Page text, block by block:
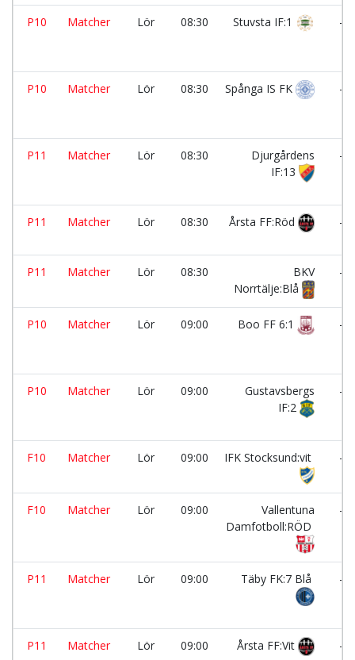
P10 Matcher Lör 08:30 Stuvsta IF:1 -
P10 Matcher Lör 08:30 Spånga IS FK -
P11 Matcher Lör 08:30
Djurgårdens
IF:13
-
P11 Matcher Lör 08:30 Årsta FF:Röd -
P11 Matcher Lör 08:30
BKV
Norrtälje:Blå
-
P10 Matcher Lör 09:00 Boo FF 6:1 -
P10 Matcher Lör 09:00
Gustavsbergs
IF:2
-
F10 Matcher Lör 09:00 IFK Stocksund:vit -
F10 Matcher Lör 09:00
Vallentuna
Damfotboll:RÖD
-
P11 Matcher Lör 09:00 Täby FK:7 Blå -
P11 Matcher Lör 09:00 Årsta FF:Vit -